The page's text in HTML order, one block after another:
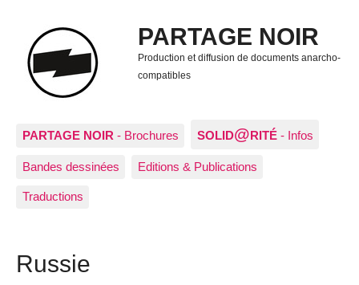
PARTAGE NOIR
Production et diffusion de documents anarcho-
compatibles
PARTAGE NOIR - Brochures SOLID@RITÉ - Infos
Bandes dessinées Editions & Publications
Traductions
Russie